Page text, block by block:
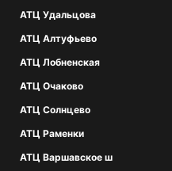
АТЦ Удальцова
АТЦ Алтуфьево
АТЦ Лобненская
АТЦ Очаково
АТЦ Солнцево
АТЦ Раменки
АТЦ Варшавское ш